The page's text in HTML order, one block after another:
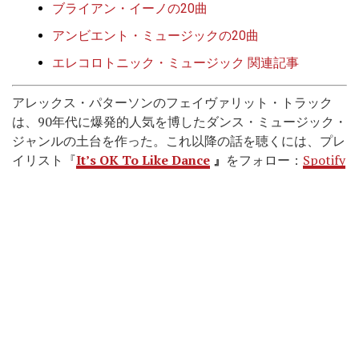
ブライアン・イーノの20曲
アンビエント・ミュージックの20曲
エレコロトニック・ミュージック 関連記事
アレックス・パターソンのフェイヴァリット・トラック
は、90年代に爆発的人気を博したダンス・ミュージック・
ジャンルの土台を作った。これ以降の話を聴くには、プレ
イリスト『It’s OK To Like Dance 』 をフォロー： Spotify